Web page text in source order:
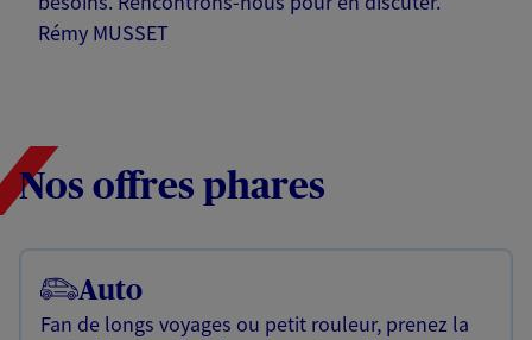
Rémy MUSSET
Nos offres phares
Auto
Fan de longs voyages ou petit rouleur, prenez la